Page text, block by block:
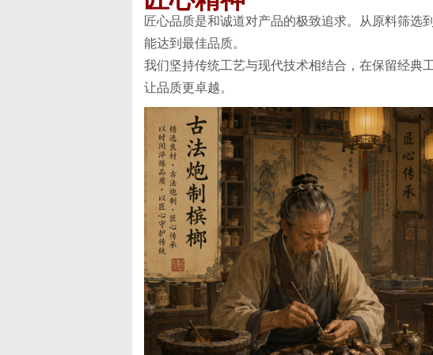
匠心品质是和诚道对产品的极致追求。从原料筛选
能达到最佳品质。
我们坚持传统工艺与现代技术相结合，在保留经典
让品质更卓越。